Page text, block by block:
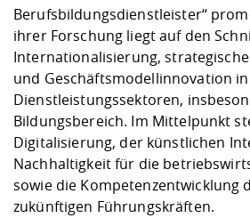
Berufsbildungsdienstleister“
ihrer Forschung liegt auf den
Internationalisierung,
und Geschäftsmodellinnovation
Dienstleistungssektoren,
Bildungsbereich. Im Mittelpunkt
Digitalisierung, der künstlichen
Nachhaltigkeit für die
sowie die Kompetenzentwicklung
zukünftigen Führungskräften.